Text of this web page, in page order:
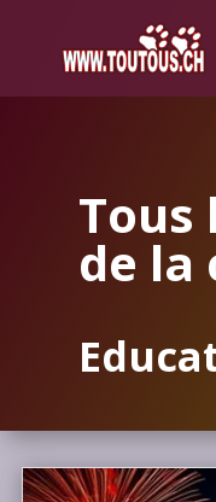
Tous
de la